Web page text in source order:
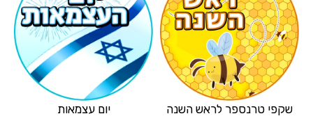
שקפי טרנספר לראש השנה יום עצמאות